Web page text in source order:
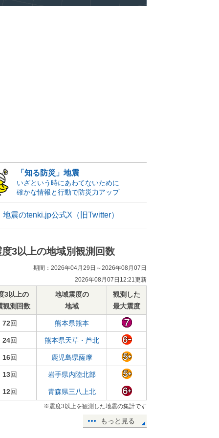
「知る防災」地震
いざという時にあわてないために
確かな情報と行動で防災力アップ
地震のtenki.jp公式X（旧Twitter）
度3以上の地域別観測回数
期間：2026年04月29日～2026年08月07日
2026年08月07日12:21更新
3以上の
観測回数
地域震度の
地域
観測した
最大震度
72回 熊本県熊本
24回 熊本県天草・芦北
16回 鹿児島県薩摩
13回 岩手県内陸北部
12回 青森県三八上北
※震度3以上を観測した地震の集計です
もっと見る